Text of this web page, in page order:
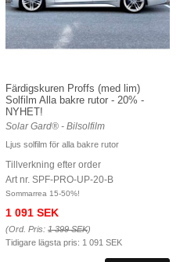
Färdigskuren Proffs (med lim)
Solfilm Alla bakre rutor - 20% -
NYHET!
Solar Gard® - Bilsolfilm
Ljus solfilm för alla bakre rutor
Tillverkning efter order
Art nr. SPF-PRO-UP-20-B
Sommarrea 15-50%!
1 091 SEK
(Ord. Pris: 1 399 SEK)
Tidigare lägsta pris: 1 091 SEK